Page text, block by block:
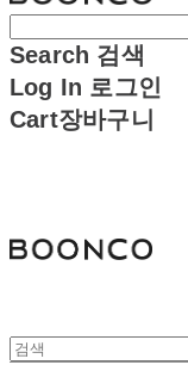
Search 검색
Log In 로그인
Cart장바구니